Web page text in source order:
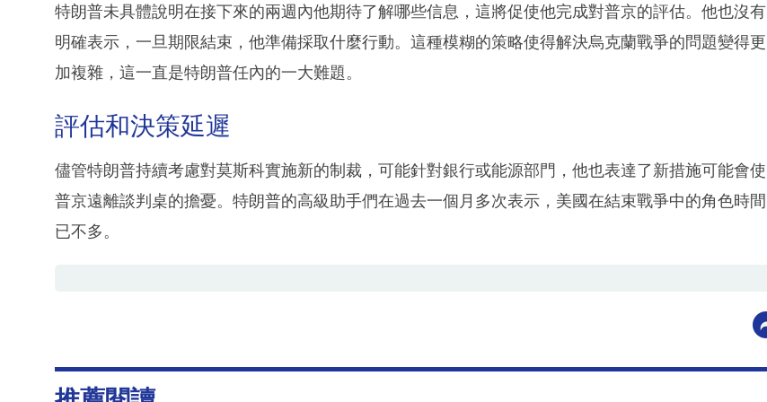
特朗普未具體說明在接下來的兩週內他期待了解哪些信息，這將促使他完成對普京的評估。他也沒有
明確表示，一旦期限結束，他準備採取什麼行動。這種模糊的策略使得解決烏克蘭戰爭的問題變得更
加複雜，這一直是特朗普任內的一大難題。
評估和決策延遲
儘管特朗普持續考慮對莫斯科實施新的制裁，可能針對銀行或能源部門，他也表達了新措施可能會使
普京遠離談判桌的擔憂。特朗普的高級助手們在過去一個月多次表示，美國在結束戰爭中的角色時間
已不多。